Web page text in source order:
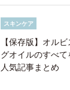
スキンケア
【保存版】オル
グオイルのすべて
人気記事まとめ